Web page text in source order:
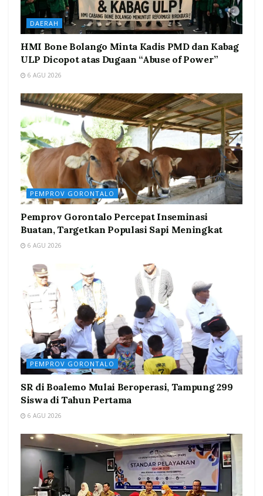
DAERAH
HMI Bone Bolango Minta Kadis PMD dan Kabag
ULP Dicopot atas Dugaan “Abuse of Power”
6 AGU 2026
PEMPROV GORONTALO
Pemprov Gorontalo Percepat Inseminasi
Buatan, Targetkan Populasi Sapi Meningkat
6 AGU 2026
PEMPROV GORONTALO
SR di Boalemo Mulai Beroperasi, Tampung 299
Siswa di Tahun Pertama
6 AGU 2026